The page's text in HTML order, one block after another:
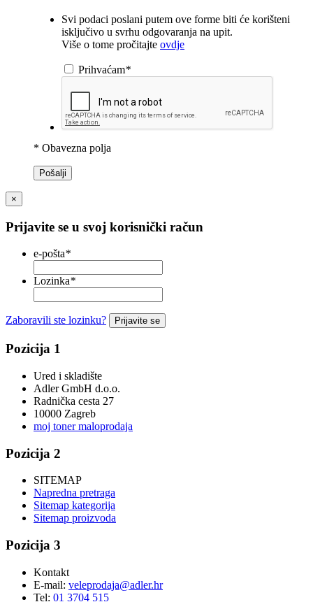
Svi podaci poslani putem ove forme biti će korišteni
isključivo u svrhu odgovaranja na upit.
Više o tome pročitajte ovdje
Prihvaćam*
* Obavezna polja
Pošalji
×
Prijavite se u svoj korisnički račun
e-pošta*
Lozinka*
Zaboravili ste lozinku? Prijavite se
Pozicija 1
Ured i skladište
Adler GmbH d.o.o.
Radnička cesta 27
10000 Zagreb
moj toner maloprodaja
Pozicija 2
SITEMAP
Napredna pretraga
Sitemap kategorija
Sitemap proizvoda
Pozicija 3
Kontakt
E-mail: veleprodaja@adler.hr
Tel: 01 3704 515